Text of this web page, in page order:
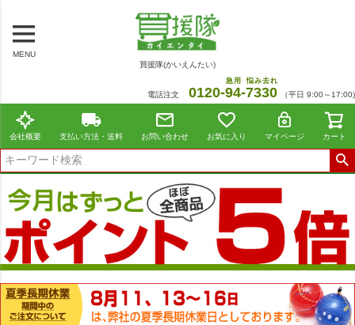
MENU
買援隊(かいえんたい)
電話注文 0120-94
急用
-7330
悩み去れ
（平日 9:00～17:00)
会社概要 支払い方法・送料 お問い合わせ お気に入り マイページ カート